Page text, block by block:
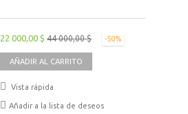
22 000,00 $ 44 000,00 $ -50%
AÑADIR AL CARRITO
Vista rápida
Añadir a la lista de deseos